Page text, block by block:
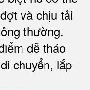
và chịu tải
thường.
dễ tháo
chuyển, lắp